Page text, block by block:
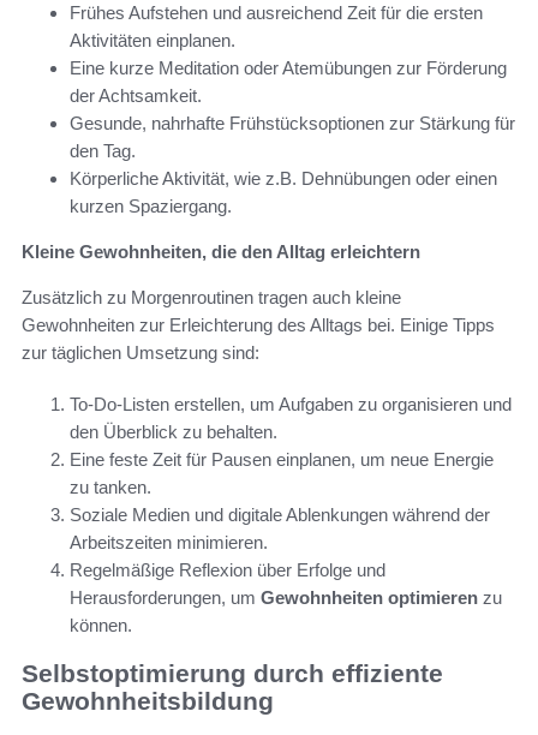
Frühes Aufstehen und ausreichend Zeit für die ersten
Aktivitäten einplanen.
Eine kurze Meditation oder Atemübungen zur Förderung
der Achtsamkeit.
Gesunde, nahrhafte Frühstücksoptionen zur Stärkung für
den Tag.
Körperliche Aktivität, wie z.B. Dehnübungen oder einen
kurzen Spaziergang.
Kleine Gewohnheiten, die den Alltag erleichtern
Zusätzlich zu Morgenroutinen tragen auch kleine
Gewohnheiten zur Erleichterung des Alltags bei. Einige Tipps
zur täglichen Umsetzung sind:
To-Do-Listen erstellen, um Aufgaben zu organisieren und
den Überblick zu behalten.
Eine feste Zeit für Pausen einplanen, um neue Energie
zu tanken.
Soziale Medien und digitale Ablenkungen während der
Arbeitszeiten minimieren.
Regelmäßige Reflexion über Erfolge und
Herausforderungen, um Gewohnheiten optimieren zu
können.
Selbstoptimierung durch effiziente
Gewohnheitsbildung